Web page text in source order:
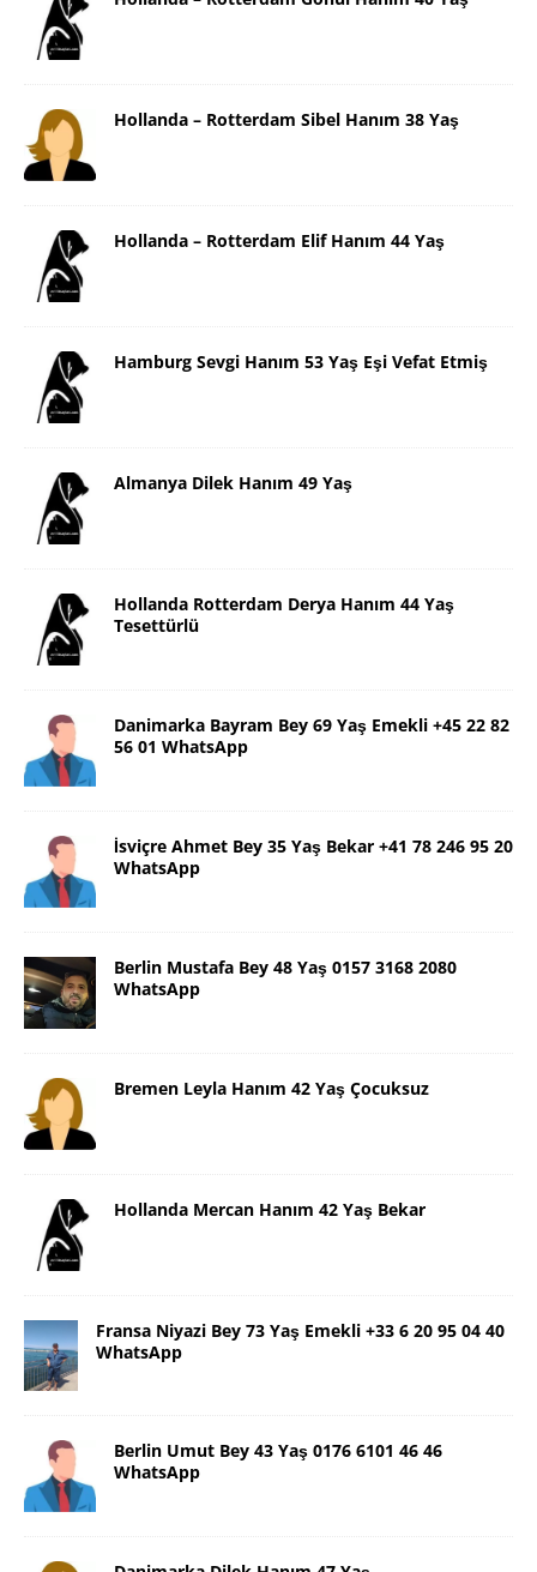
Hollanda – Rotterdam Sibel Hanım 38 Yaş
Hollanda – Rotterdam Elif Hanım 44 Yaş
Hamburg Sevgi Hanım 53 Yaş Eşi Vefat Etmiş
Almanya Dilek Hanım 49 Yaş
Hollanda Rotterdam Derya Hanım 44 Yaş
Tesettürlü
Danimarka Bayram Bey 69 Yaş Emekli +45 22 82
56 01 WhatsApp
İsviçre Ahmet Bey 35 Yaş Bekar +41 78 246 95 20
WhatsApp
Berlin Mustafa Bey 48 Yaş 0157 3168 2080
WhatsApp
Bremen Leyla Hanım 42 Yaş Çocuksuz
Hollanda Mercan Hanım 42 Yaş Bekar
Fransa Niyazi Bey 73 Yaş Emekli +33 6 20 95 04 40
WhatsApp
Berlin Umut Bey 43 Yaş 0176 6101 46 46
WhatsApp